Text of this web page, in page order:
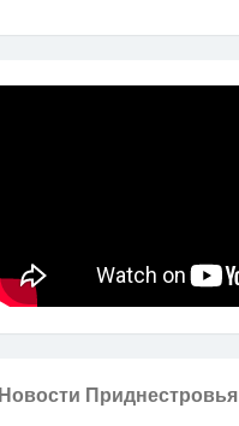
Новости Приднестровья